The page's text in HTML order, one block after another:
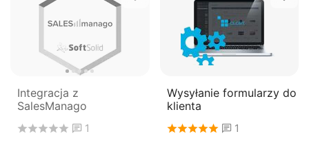
Integracja z
SalesManago
1
Wysyłanie formularzy do
klienta
1